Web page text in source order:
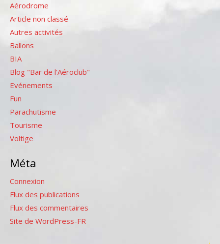
Aérodrome
Article non classé
Autres activités
Ballons
BIA
Blog "Bar de l'Aéroclub"
Evénements
Fun
Parachutisme
Tourisme
Voltige
Méta
Connexion
Flux des publications
Flux des commentaires
Site de WordPress-FR